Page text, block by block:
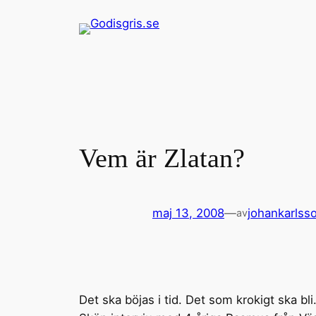
Vem är Zlatan?
maj 13, 2008—av
Det ska böjas i tid. Det som krokigt ska bli.